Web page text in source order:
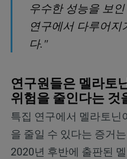
우수한 성능을 보
연구에서 다루어
다."
연구원들은 멜라토
위험을 줄인다는 것
특집 연구에서 멜라토닌
을 줄일 수 있다는 증거
2020년 후반에 출판된